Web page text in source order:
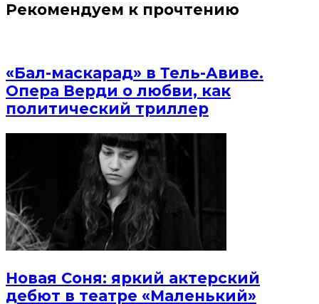
Рекомендуем к прочтению
«Бал-маскарад» в Тель-Авиве.
Опера Верди о любви, как
политический триллер
Новая Соня: яркий актерский
дебют в театре «Маленький»